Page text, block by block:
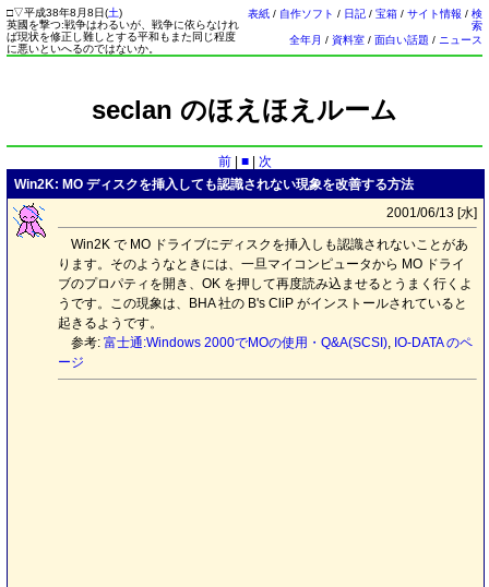
□▽平成38年8月8日(土)
英國を撃つ:戦争はわるいが、戦争に依らなけれ
ば現状を修正し難しとする平和もまた同じ程度
に悪いといへるのではないか。
表紙 / 自作ソフト / 日記 / 宝箱 / サイト情報 / 検
索
全年月 / 資料室 / 面白い話題 / ニュース
seclan のほえほえルーム
前| ■|
次
Win2K: MO ディスクを挿入しても認識されない現象を改善する方法
2001/06/13 [水]
Win2K で MO ドライブにディスクを挿入しも認識されないことがあ
ります。そのようなときには、一旦マイコンピュータから MO ドライ
ブのプロパティを開き、OK を押して再度読み込ませるとうまく行くよ
うです。この現象は、BHA 社の B's CliP がインストールされていると
起きるようです。
参考: 富士通:Windows 2000でMOの使用・Q&A(SCSI), IO-DATA のペ
ージ